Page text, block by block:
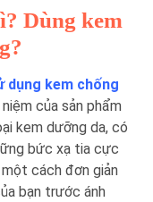
Dùng kem
dụng kem chống
của sản phẩm
kem dưỡng da, có
bức xạ tia cực
cách đơn giản
bạn trước ánh